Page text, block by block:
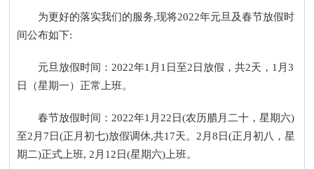
为更好的落实我们的服务,现将2022年元旦及春节放假时
间公布如下:
元旦放假时间 ：2022年1月1日至2日放假，共2天，1月3
日（星期一）正常上班。
春节放假时间 ：2022年1月22日(农历腊月二十，星期六)
至2月7日(正月初七)放假调休,共17天。2月8日(正月初八，星
期二)正式上班, 2月12日(星期六)上班。